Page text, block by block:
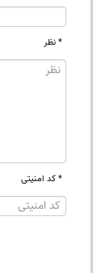
* نظر
* کد امنیتی